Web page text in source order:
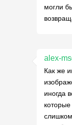
могли
alex-
Как же
иногда